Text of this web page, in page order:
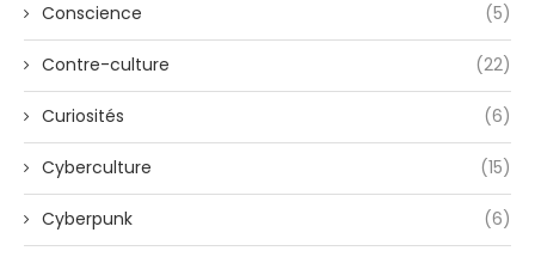
Conscience (5)
Contre-culture (22)
Curiosités (6)
Cyberculture (15)
Cyberpunk (6)